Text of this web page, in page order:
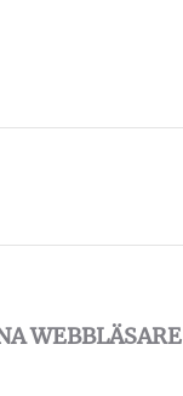
WEBBLÄSARE